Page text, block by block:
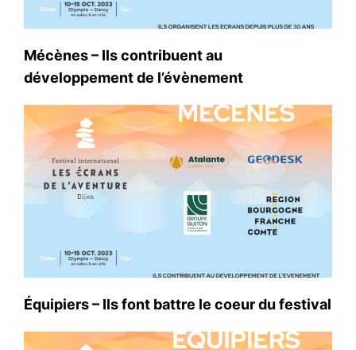
Mécènes – Ils contribuent au
développement de l’évènement
Équipiers – Ils font battre le coeur du festival